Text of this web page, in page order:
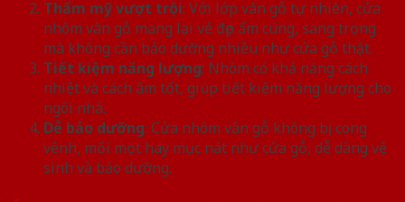
Thẩm mỹ vượt trội: Với lớp vân gỗ tự nhiên, cửa
nhôm vân gỗ mang lại vẻ đẹp ấm cúng, sang trọng
mà không cần bảo dưỡng nhiều như cửa gỗ thật.
Tiết kiệm năng lượng: Nhôm có khả năng cách
nhiệt và cách âm tốt, giúp tiết kiệm năng lượng cho
ngôi nhà.
Dễ bảo dưỡng: Cửa nhôm vân gỗ không bị cong
vênh, mối mọt hay mục nát như cửa gỗ, dễ dàng vệ
sinh và bảo dưỡng.